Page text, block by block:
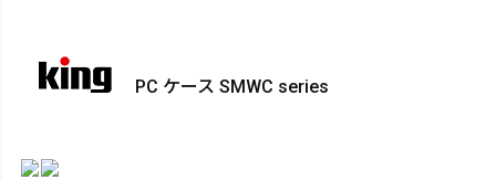
PC ケース SMWC series